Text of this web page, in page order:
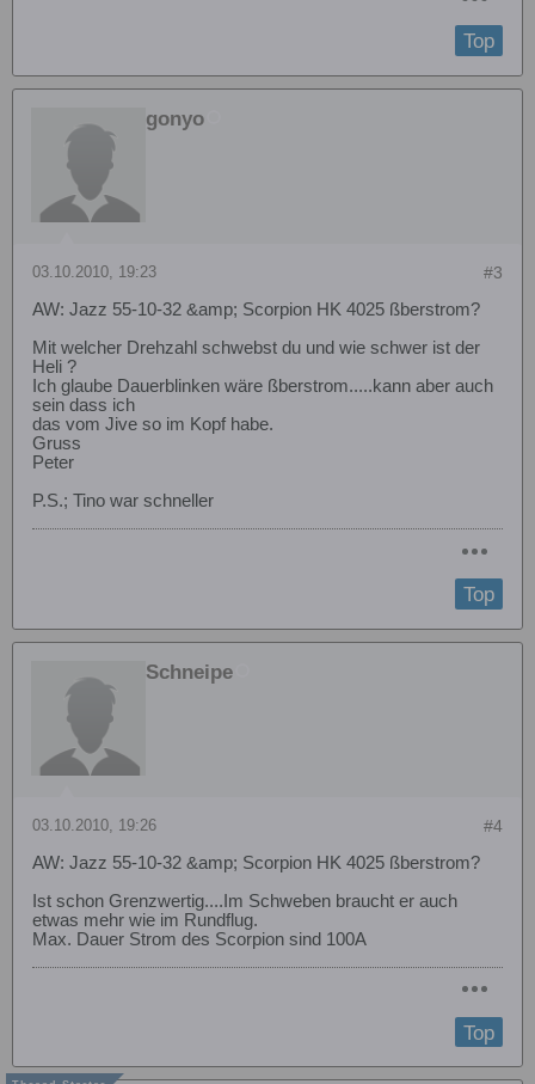
Top
gonyo
#3
03.10.2010, 19:23
AW: Jazz 55-10-32 &amp; Scorpion HK 4025 ßberstrom?
Mit welcher Drehzahl schwebst du und wie schwer ist der
Heli ?
Ich glaube Dauerblinken wäre ßberstrom.....kann aber auch
sein dass ich
das vom Jive so im Kopf habe.
Gruss
Peter
P.S.; Tino war schneller
Top
Schneipe
#4
03.10.2010, 19:26
AW: Jazz 55-10-32 &amp; Scorpion HK 4025 ßberstrom?
Ist schon Grenzwertig....Im Schweben braucht er auch
etwas mehr wie im Rundflug.
Max. Dauer Strom des Scorpion sind 100A
Top